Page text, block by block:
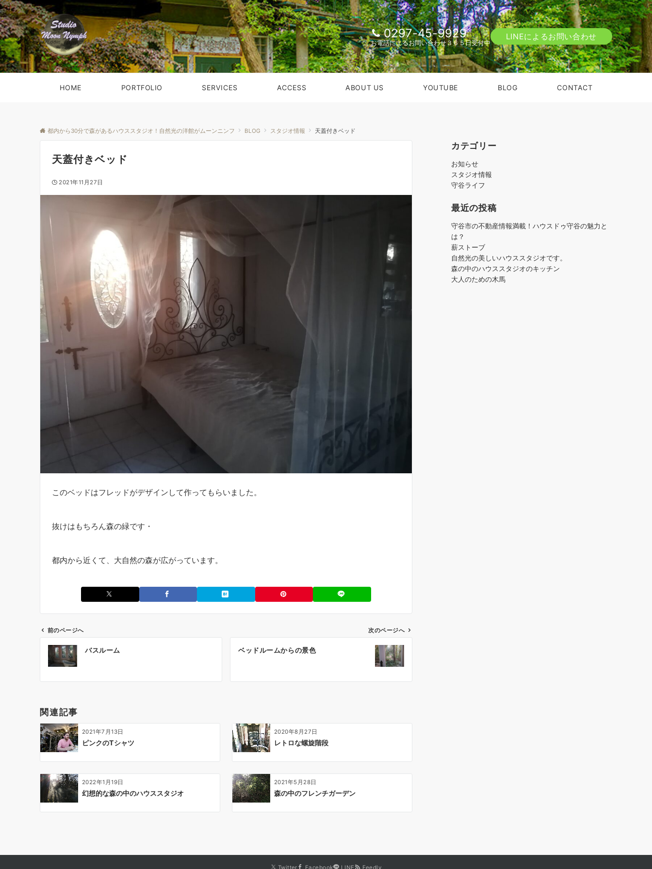
0297-45-9929
お電話によるお問い合わせ３６５日受付中
LINEによるお問い合わせ
HOME PORTFOLIO SERVICES ACCESS ABOUT US YOUTUBE BLOG CONTACT
都内から30分で森があるハウススタジオ！自然光の洋館がムーンニンフ BLOG スタジオ情報 天蓋付きベッド
天蓋付きベッド
2021年11月27日
このベッドはフレッドがデザインして作ってもらいました。
抜けはもちろん森の緑です・
都内から近くて、大自然の森が広がっています。
ビ
シ
ョ
ン
前のページへ
バスルーム
次のページへ
ベッドルームからの景色
関連記事
2021年7月13日
ピンクのTシャツ
2020年8月27日
レトロな螺旋階段
2022年1月19日
幻想的な森の中のハウススタジオ
2021年5月28日
森の中のフレンチガーデン
カテゴリー
お知らせ
スタジオ情報
守谷ライフ
最近の投稿
守谷市の不動産情報満載！ハウスドゥ守谷の魅力と
は？
薪ストーブ
自然光の美しいハウススタジオです。
森の中のハウススタジオのキッチン
大人のための木馬